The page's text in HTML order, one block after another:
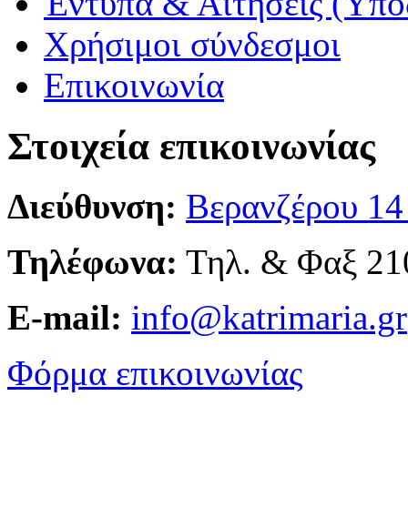
Χρήσιμοι σύνδεσμοι
Επικοινωνία
Στοιχεία επικοινωνίας
Διεύθυνση: Βερανζέρου
Τηλέφωνα: Τηλ. & Φαξ
E-mail: info@katrimaria.gr
Φόρμα επικοινωνίας